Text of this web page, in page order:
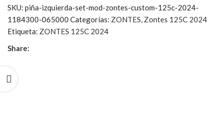
SKU: piña-izquierda-set-mod-zontes-custom-125c-2024-
1184300-065000 Categorías: ZONTES, Zontes 125C 2024
Etiqueta: ZONTES 125C 2024
Share: